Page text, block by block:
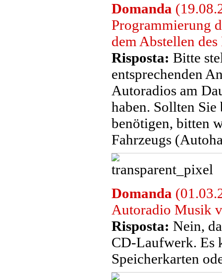
Domanda
Programmierung
dem Abstellen
Risposta: Bitte
entsprechenden
Autoradios am
haben. Sollten
benötigen, bitten
Fahrzeugs
Domanda
Autoradio Musik
Risposta: Nein,
CD-Laufwerk. Es
Speicherkarten